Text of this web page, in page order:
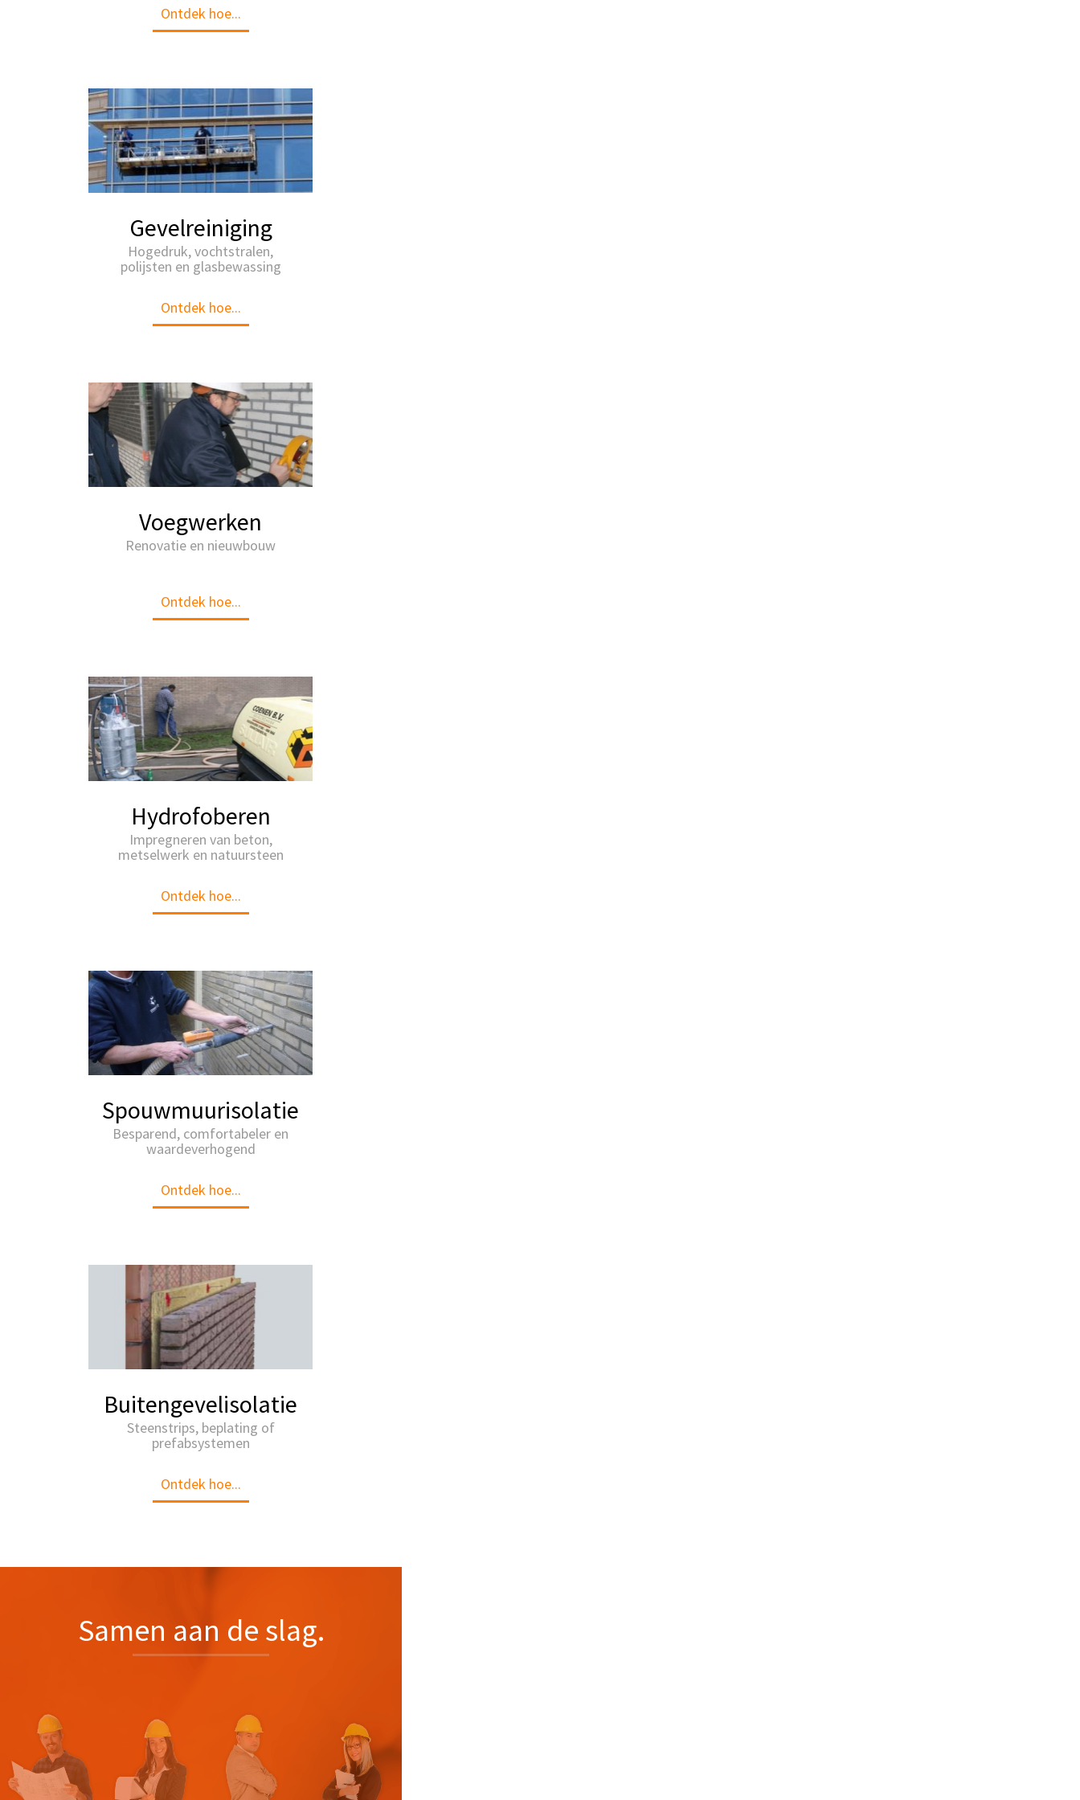
Ontdek hoe...
Gevelreiniging
Hogedruk, vochtstralen,
polijsten en glasbewassing
Ontdek hoe...
Voegwerken
Renovatie en nieuwbouw
Ontdek hoe...
Hydrofoberen
Impregneren van beton,
metselwerk en natuursteen
Ontdek hoe...
Spouwmuurisolatie
Besparend, comfortabeler en
waardeverhogend
Ontdek hoe...
Buitengevelisolatie
Steenstrips, beplating of
prefabsystemen
Ontdek hoe...
Samen aan de slag.